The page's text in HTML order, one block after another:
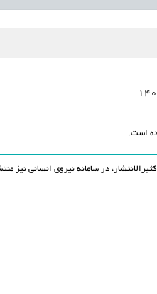
در سامانه نیروی انسانی نیز